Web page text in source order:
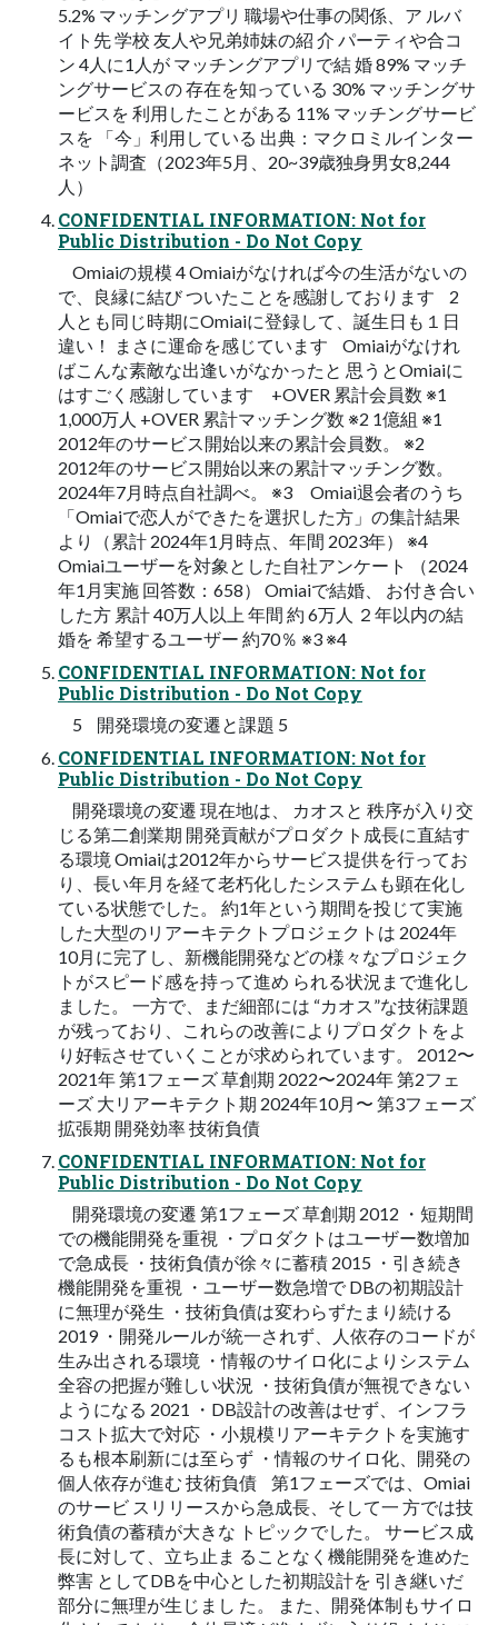
5.2% マッチングアプリ 職場や仕事の関係、ア ルバ
イト先 学校 友人や兄弟姉妹の紹 介 パーティや合コ
ン 4人に1人が マッチングアプリで結 婚 89% マッチ
ングサービスの 存在を知っている 30% マッチングサ
ービスを 利用したことがある 11% マッチングサービ
スを 「今」利用している 出典：マクロミルインター
ネット調査（2023年5月、20~39歳独身男女8,244
人）
CONFIDENTIAL INFORMATION: Not for
Public Distribution - Do Not Copy
Omiaiの規模 4 Omiaiがなければ今の生活がないの
で、良縁に結び ついたことを感謝しております 2
人とも同じ時期にOmiaiに登録して、誕生日も１日
違い！ まさに運命を感じています Omiaiがなけれ
ばこんな素敵な出逢いがなかったと 思うとOmiaiに
はすごく感謝しています +OVER 累計会員数 ※1
1,000万人 +OVER 累計マッチング数 ※2 1億組 ※1
2012年のサービス開始以来の累計会員数。 ※2
2012年のサービス開始以来の累計マッチング数。
2024年7月時点自社調べ。 ※3 Omiai退会者のうち
「Omiaiで恋人ができたを選択した方」の集計結果
より（累計 2024年1月時点、年間 2023年） ※4
Omiaiユーザーを対象とした自社アンケート （2024
年1月実施 回答数：658） Omiaiで結婚、 お付き合い
した方 累計 40万人以上 年間 約 6万人 ２年以内の結
婚を 希望するユーザー 約70％ ※3 ※4
CONFIDENTIAL INFORMATION: Not for
Public Distribution - Do Not Copy
5 開発環境の変遷と課題 5
CONFIDENTIAL INFORMATION: Not for
Public Distribution - Do Not Copy
開発環境の変遷 現在地は、 カオスと 秩序が入り交
じる第二創業期 開発貢献がプロダクト成長に直結す
る環境 Omiaiは2012年からサービス提供を行ってお
り、長い年月を経て老朽化したシステムも顕在化し
ている状態でした。 約1年という期間を投じて実施
した大型のリアーキテクトプロジェクトは 2024年
10月に完了し、新機能開発などの様々なプロジェク
トがスピード感を持って進め られる状況まで進化し
ました。 一方で、まだ細部には “カオス”な技術課題
が残っており、これらの改善によりプロダクトをよ
り好転させていくことが求められています。 2012〜
2021年 第1フェーズ 草創期 2022〜2024年 第2フェ
ーズ 大リアーキテクト期 2024年10月〜 第3フェーズ
拡張期 開発効率 技術負債
CONFIDENTIAL INFORMATION: Not for
Public Distribution - Do Not Copy
開発環境の変遷 第1フェーズ 草創期 2012 ・短期間
での機能開発を重視 ・プロダクトはユーザー数増加
で急成長 ・技術負債が徐々に蓄積 2015 ・引き続き
機能開発を重視 ・ユーザー数急増で DBの初期設計
に無理が発生 ・技術負債は変わらずたまり続ける
2019 ・開発ルールが統一されず、人依存のコードが
生み出される環境 ・情報のサイロ化によりシステム
全容の把握が難しい状況 ・技術負債が無視できない
ようになる 2021 ・DB設計の改善はせず、インフラ
コスト拡大で対応 ・小規模リアーキテクトを実施す
るも根本刷新には至らず ・情報のサイロ化、開発の
個人依存が進む 技術負債 第1フェーズでは、Omiai
のサービ スリリースから急成長、そして一 方では技
術負債の蓄積が大きな トピックでした。 サービス成
長に対して、立ち止ま ることなく機能開発を進めた
弊害 としてDBを中心とした初期設計を 引き継いだ
部分に無理が生じまし た。 また、開発体制もサイロ